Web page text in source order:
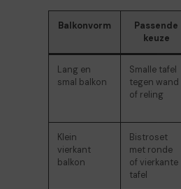
Balkonvorm
Passende
keuze
Lang en
smal balkon
Smalle tafel
tegen wand
of reling
Klein
vierkant
balkon
Bistroset
met ronde
of vierkante
tafel